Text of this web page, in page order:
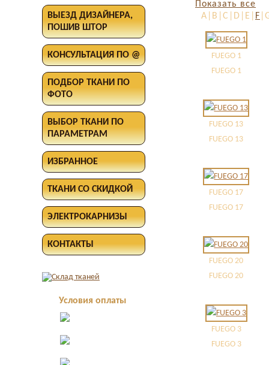
ВЫЕЗД ДИЗАЙНЕРА,
ПОШИВ ШТОР
КОНСУЛЬТАЦИЯ ПО @
ПОДБОР ТКАНИ ПО
ФОТО
ВЫБОР ТКАНИ ПО
ПАРАМЕТРАМ
ИЗБРАННОЕ
ТКАНИ СО СКИДКОЙ
ЭЛЕКТРОКАРНИЗЫ
КОНТАКТЫ
Условия оплаты
Показать все
A|B|C|D|E|
F
FUEGO 1
FUEGO 1
FUEGO 13
FUEGO 13
FUEGO 17
FUEGO 17
FUEGO 20
FUEGO 20
FUEGO 3
FUEGO 3